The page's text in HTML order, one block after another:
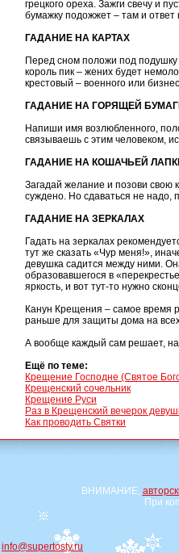
грецкого ореха. Зажги свечу и
бумажку подожжет – там и ответ
ГАДАНИЕ НА КАРТАХ
Перед сном положи под
король пик – жених будет
крестовый – военного или
ГАДАНИЕ НА ГОРЯЩЕЙ
Напиши имя возлюбленного,
связываешь с этим человеком,
ГАДАНИЕ НА КОШАЧЬЕЙ
Загадай желание и позови свою
суждено. Но сдаваться не надо,
ГАДАНИЕ НА ЗЕРКАЛАХ
Гадать на зеркалах
тут же сказать «Чур меня!»,
девушка садится между ними.
образовавшегося в
яркость, и вот тут-то нужно
Канун Крещения – самое время
раньше для защиты дома на
А вообще каждый сам решает,
Ещё по теме:
Крещение Господне (Святое
Крещенский сочельник
Крещение Руси
Раз в Крещенский вечерок
Как проводить Святки
ВНИМАНИЕ,
При
info@supertosty.ru